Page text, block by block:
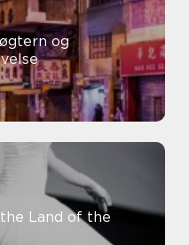
og
Land of the